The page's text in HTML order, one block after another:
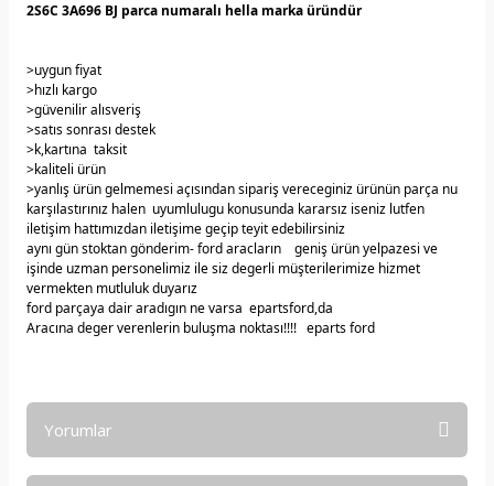
2S6C 3A696 BJ parca numaralı hella marka üründür
>uygun fiyat
>hızlı kargo
>güvenilir alısveriş
>satıs sonrası destek
>k,kartına taksit
>kaliteli ürün
>yanlış ürün gelmemesi açısından sipariş vereceginiz ürünün parça nu
karşılastırınız halen uyumlulugu konusunda kararsız iseniz lutfen
iletişim hattımızdan iletişime geçip teyit edebilirsiniz
aynı gün stoktan gönderim- ford aracların geniş ürün yelpazesi ve
işinde uzman personelimiz ile siz degerli müşterilerimize hizmet
vermekten mutluluk duyarız
ford parçaya dair aradıgın ne varsa epartsford,da
Aracına deger verenlerin buluşma noktası!!!! eparts ford
Yorumlar